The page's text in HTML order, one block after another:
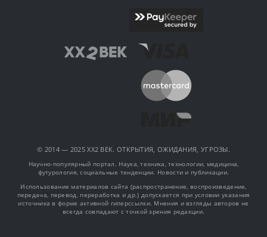
© 2014 — 2025 XX2 ВЕК. ОТКРЫТИЯ, ОЖИДАНИЯ, УГРОЗЫ.
Научно-популярный портал. Наука, техника, технологии, медицина,
футурология, социальные тенденции. Новости и публикации.
Использование материалов сайта (распространение, воспроизведение,
передача, перевод, переработка и др.) допускается при условии указания
источника в форме активной гиперссылки. Мнения и взгляды авторов не
всегда совпадают с точкой зрения редакции.